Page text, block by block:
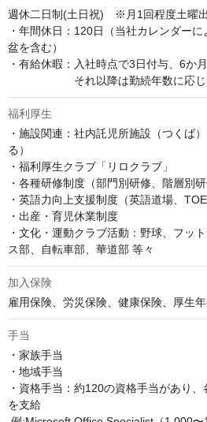
週休二日制(土日祝)　※月1回程度土曜出
・年間休日：120日（当社カレンダー
盆を含む）
・有給休暇：入社時点で3日付与、6か
それ以降は勤続年数に応じて
福利厚生
・施設関連：社内託児所施設（つくば
る）
・福利厚生クラブ「リロクラブ」
・各種研修制度（部門別研修、階層別研
・英語力向上支援制度（英語道場、
・出産・育児休業制度
・文化・運動クラブ活動：野球、フッ
ス部、自転車部、華道部 等々
加入保険
雇用保険、労災保険、健康保険、厚生
手当
・家族手当
・地域手当
・資格手当：約120の資格手当があり、
を支給